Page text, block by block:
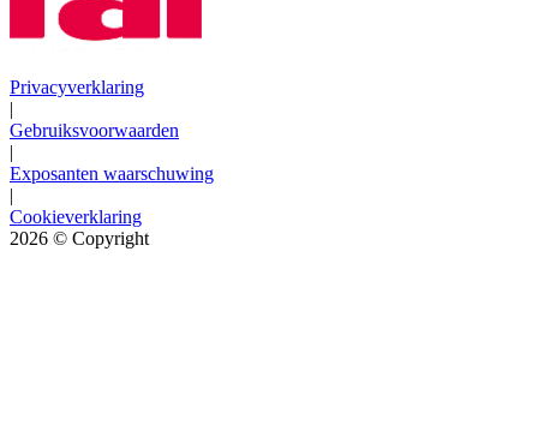
Privacyverklaring
|
Gebruiksvoorwaarden
|
Exposanten waarschuwing
|
Cookieverklaring
2026 © Copyright